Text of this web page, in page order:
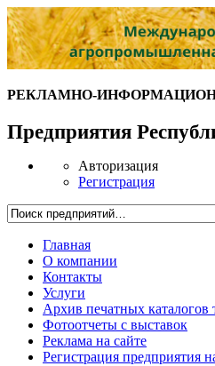
РЕКЛАМНО-
Предприятия
Авторизация
Регистрация
Главная
О компании
Контакты
Услуги
Архив печатных каталогов
Фотоотчеты с выставок
Реклама на сайте
Регистрация предприятия